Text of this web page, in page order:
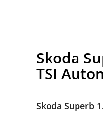
Skoda
TSI
Skoda Superb